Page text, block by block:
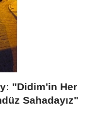
"Didim'in Her
Sahadayız"